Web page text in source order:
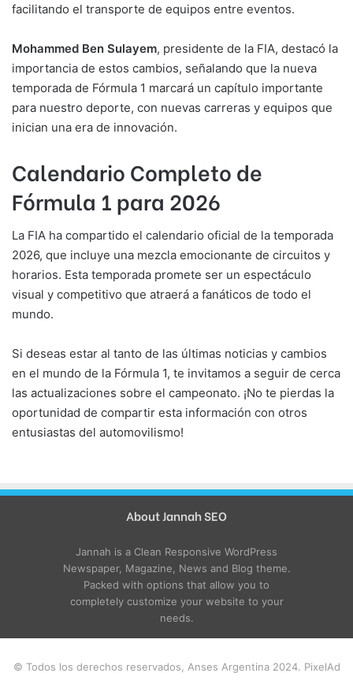
facilitando el transporte de equipos entre eventos.
Mohammed Ben Sulayem, presidente de la FIA, destacó la
importancia de estos cambios, señalando que la nueva
temporada de Fórmula 1 marcará un capítulo importante
para nuestro deporte, con nuevas carreras y equipos que
inician una era de innovación.
Calendario Completo de
Fórmula 1 para 2026
La FIA ha compartido el calendario oficial de la temporada
2026, que incluye una mezcla emocionante de circuitos y
horarios. Esta temporada promete ser un espectáculo
visual y competitivo que atraerá a fanáticos de todo el
mundo.
Si deseas estar al tanto de las últimas noticias y cambios
en el mundo de la Fórmula 1, te invitamos a seguir de cerca
las actualizaciones sobre el campeonato. ¡No te pierdas la
oportunidad de compartir esta información con otros
entusiastas del automovilismo!
About Jannah SEO
Jannah is a Clean Responsive WordPress
Newspaper, Magazine, News and Blog theme.
Packed with options that allow you to
completely customize your website to your
needs.
© Todos los derechos reservados, Anses Argentina 2024. PixelAd